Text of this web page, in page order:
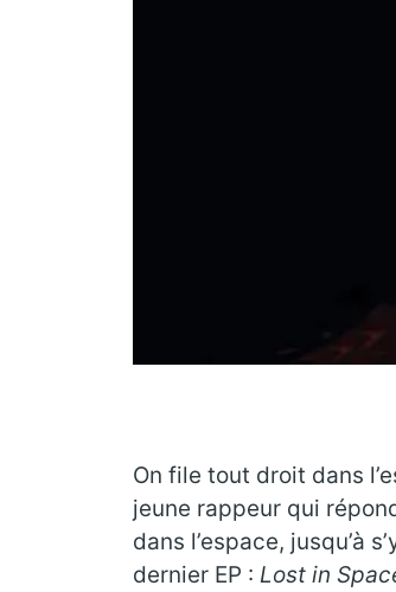
On file tout droit dans
jeune rappeur qui
dans l’espace, jusqu’à
dernier EP : Lost in